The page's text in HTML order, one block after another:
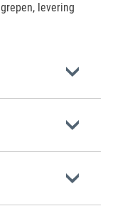
levering